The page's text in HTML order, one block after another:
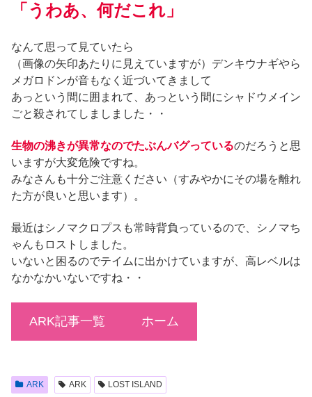
「うわあ、何だこれ」
なんて思って見ていたら
（画像の矢印あたりに見えていますが）デンキウナギやら
メガロドンが音もなく近づいてきまして
あっという間に囲まれて、あっという間にシャドウメイン
ごと殺されてしましました・・
生物の沸きが異常なのでたぶんバグっているのだろうと思
いますが大変危険ですね。
みなさんも十分ご注意ください（すみやかにその場を離れ
た方が良いと思います）。
最近はシノマクロプスも常時背負っているので、シノマち
ゃんもロストしました。
いないと困るのでテイムに出かけていますが、高レベルは
なかなかいないですね・・
ARK記事一覧 ホーム
ARK ARK LOST ISLAND